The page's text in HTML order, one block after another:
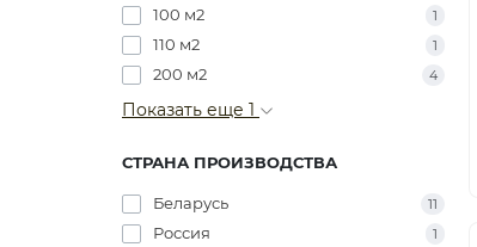
100 м2 1
110 м2 1
200 м2 4
Показать еще 1
СТРАНА ПРОИЗВОДСТВА
Беларусь 11
Россия 1